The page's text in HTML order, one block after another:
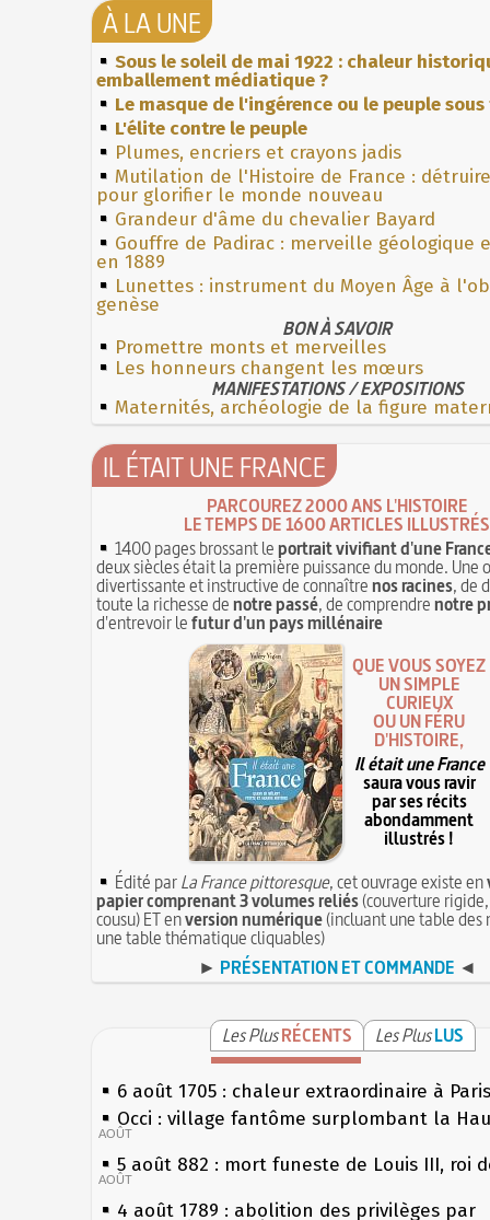
À LA UNE
Sous le soleil de mai 1922 : chaleur
emballement médiatique ?
Le masque de l'ingérence ou le peuple
L'élite contre le peuple
Plumes, encriers et crayons jadis
Mutilation de l'Histoire de France :
pour glorifier le monde nouveau
Grandeur d'âme du chevalier Bayard
Gouffre de Padirac : merveille géologique
en 1889
Lunettes : instrument du Moyen Âge à
genèse
BON À SAVOIR
Promettre monts et merveilles
Les honneurs changent les mœurs
MANIFESTATIONS / EXPOSITIONS
Maternités, archéologie de la figure
IL ÉTAIT UNE FRANCE
PARCOUREZ 2000 ANS L'HISTOIRE
LE TEMPS DE 1600 ARTICLES ILLUSTRÉS
1400 pages brossant leportrait vivifiant d'une
deux siècles était la première puissance du monde. Une
divertissante et instructive de connaîtrenos racines, de
toute la richesse denotre passé, de comprendrenotre
d'entrevoir lefutur d'un pays millénaire
QUE VOUS SOYEZ
UN SIMPLE
CURIEUX
OU UN FÉRU
D'HISTOIRE,
Il était une France
saura vous ravir
par ses récits
abondamment
illustrés !
Édité parLa France pittoresque, cet ouvrage existe en
papier comprenant 3 volumes reliés(couverture
cousu) ET enversion numérique(incluant une table des
une table thématique cliquables)
► PRÉSENTATION ET COMMANDE ◄
Les PlusRÉCENTS Les PlusLUS
6 août 1705 : chaleur extraordinaire à Paris
Occi : village fantôme surplombant la
AOÛT
5 août 882 : mort funeste de Louis III, roi
AOÛT
4 août 1789 : abolition des privilèges par